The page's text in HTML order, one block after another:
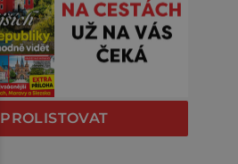
PROLISTOVAT